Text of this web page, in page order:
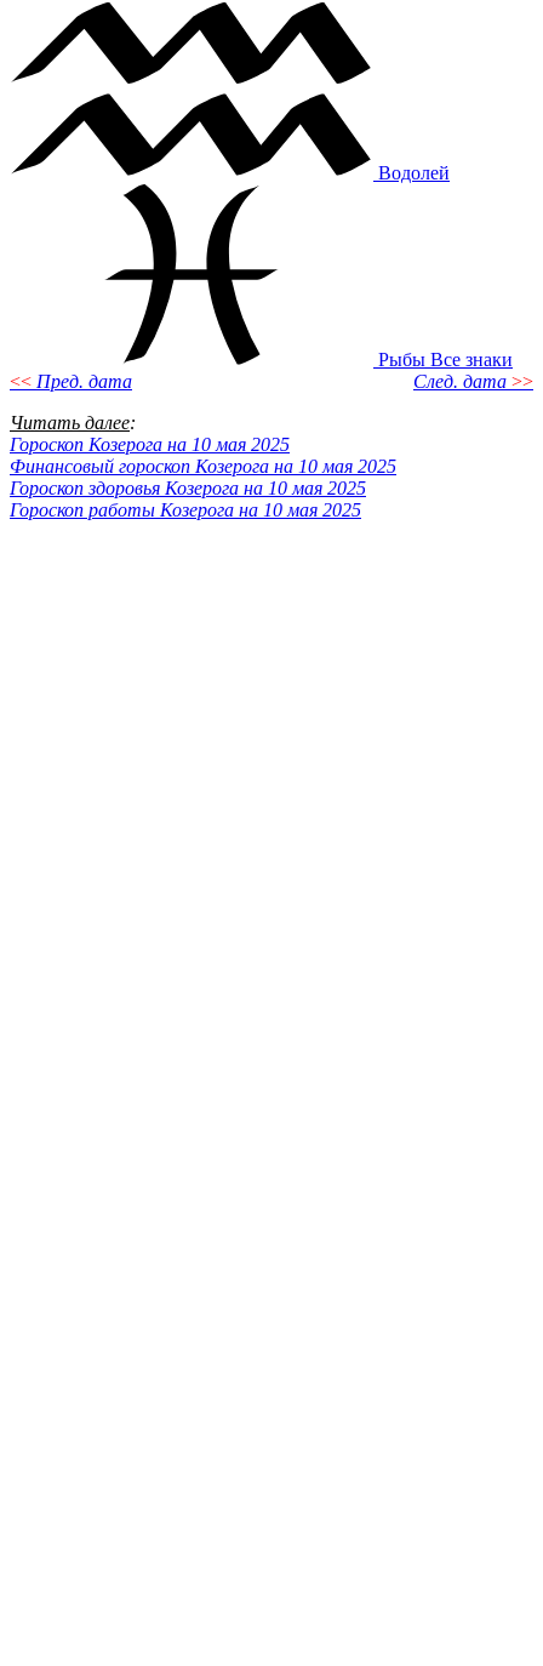
Водолей
Рыбы Все знаки
<< Пред. дата След. дата >>
Читать далее:
Гороскоп Козерога на 10 мая 2025
Финансовый гороскоп Козерога на 10 мая 2025
Гороскоп здоровья Козерога на 10 мая 2025
Гороскоп работы Козерога на 10 мая 2025